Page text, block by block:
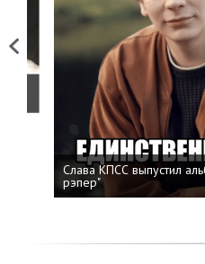
Previous
Слава КПСС выпустил
рэпер"